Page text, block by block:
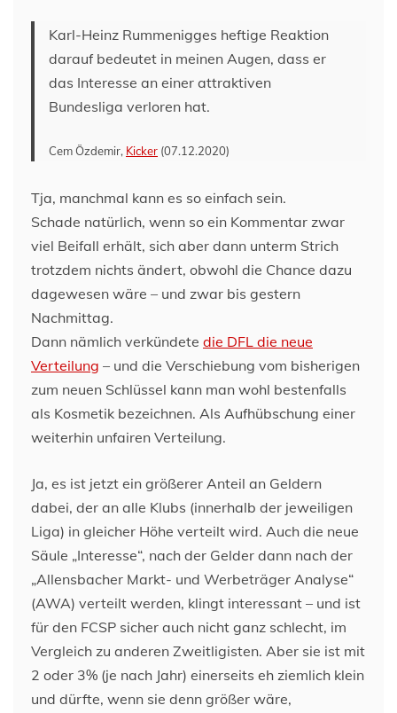
Karl-Heinz Rummenigges heftige Reaktion
darauf bedeutet in meinen Augen, dass er
das Interesse an einer attraktiven
Bundesliga verloren hat.
Cem Özdemir, Kicker (07.12.2020)
Tja, manchmal kann es so einfach sein.
Schade natürlich, wenn so ein Kommentar zwar
viel Beifall erhält, sich aber dann unterm Strich
trotzdem nichts ändert, obwohl die Chance dazu
dagewesen wäre – und zwar bis gestern
Nachmittag.
Dann nämlich verkündete die DFL die neue
Verteilung – und die Verschiebung vom bisherigen
zum neuen Schlüssel kann man wohl bestenfalls
als Kosmetik bezeichnen. Als Aufhübschung einer
weiterhin unfairen Verteilung.
Ja, es ist jetzt ein größerer Anteil an Geldern
dabei, der an alle Klubs (innerhalb der jeweiligen
Liga) in gleicher Höhe verteilt wird. Auch die neue
Säule „Interesse“, nach der Gelder dann nach der
„Allensbacher Markt- und Werbeträger Analyse“
(AWA) verteilt werden, klingt interessant – und ist
für den FCSP sicher auch nicht ganz schlecht, im
Vergleich zu anderen Zweitligisten. Aber sie ist mit
2 oder 3% (je nach Jahr) einerseits eh ziemlich klein
und dürfte, wenn sie denn größer wäre,